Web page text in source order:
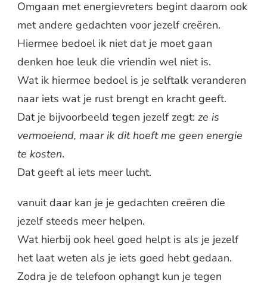
Omgaan met energievreters begint daarom ook
met andere gedachten voor jezelf creëren.
Hiermee bedoel ik niet dat je moet gaan
denken hoe leuk die vriendin wel niet is.
Wat ik hiermee bedoel is je selftalk veranderen
naar iets wat je rust brengt en kracht geeft.
Dat je bijvoorbeeld tegen jezelf zegt: ze is
vermoeiend, maar ik dit hoeft me geen energie
te kosten.
Dat geeft al iets meer lucht.
vanuit daar kan je je gedachten creëren die
jezelf steeds meer helpen.
Wat hierbij ook heel goed helpt is als je jezelf
het laat weten als je iets goed hebt gedaan.
Zodra je de telefoon ophangt kun je tegen